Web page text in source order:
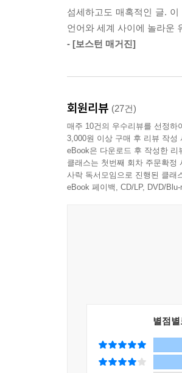
이렇듯 책 읽기는 깨어 있
수많은 문학 작품들은
사람들에게 독서가들은
어떤 짓을 하는지에 대한
즐거움이면서, 인생을 이
섬세하고도 매혹적인 글.
언어와 세계 사이에 놀라운
- [보스턴 매거진]
회원리뷰 (27건)
매주 10건의 우수리뷰를 선정
3,000원 이상 구매 후 리뷰 작성
eBook은 다운로드 후 작성한
클래스는 첫번째 회차 주문확정
사락 독서모임으로 진행된 클래
eBook 페이백, CD/LP, DVD/
별점